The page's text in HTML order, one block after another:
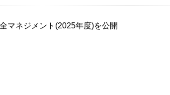
マネジメント(2025年度)を公開